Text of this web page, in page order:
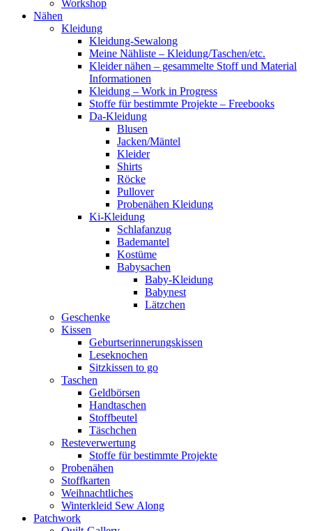
Workshop
Nähen
Kleidung
Kleidung-Sewalong
Meine Nähliste – Kleidung/Taschen/etc.
Kleider nähen – gesammelte Stoff und Material
Informationen
Kleidung – Work in Progress
Stoffe für bestimmte Projekte – Freebooks
Da-Kleidung
Blusen
Jacken/Mäntel
Kleider
Shirts
Röcke
Pullover
Probenähen Kleidung
Ki-Kleidung
Schlafanzug
Bademantel
Kostüme
Babysachen
Baby-Kleidung
Babynest
Lätzchen
Geschenke
Kissen
Geburtserinnerungskissen
Leseknochen
Sitzkissen to go
Taschen
Geldbörsen
Handtaschen
Stoffbeutel
Täschchen
Resteverwertung
Stoffe für bestimmte Projekte
Probenähen
Stoffkarten
Weihnachtliches
Winterkleid Sew Along
Patchwork